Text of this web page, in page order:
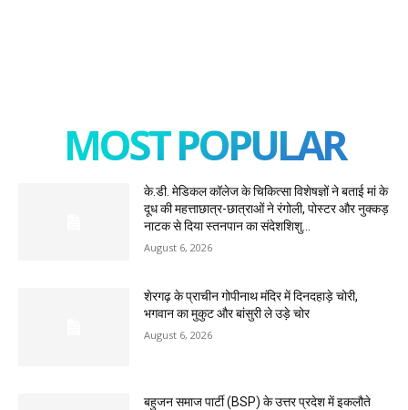
MOST POPULAR
के.डी. मेडिकल कॉलेज के चिकित्सा विशेषज्ञों ने बताई मां के
दूध की महत्ताछात्र-छात्राओं ने रंगोली, पोस्टर और नुक्कड़
नाटक से दिया स्तनपान का संदेशशिशु...
August 6, 2026
शेरगढ़ के प्राचीन गोपीनाथ मंदिर में दिनदहाड़े चोरी,
भगवान का मुकुट और बांसुरी ले उड़े चोर
August 6, 2026
बहुजन समाज पार्टी (BSP) के उत्तर प्रदेश में इकलौते